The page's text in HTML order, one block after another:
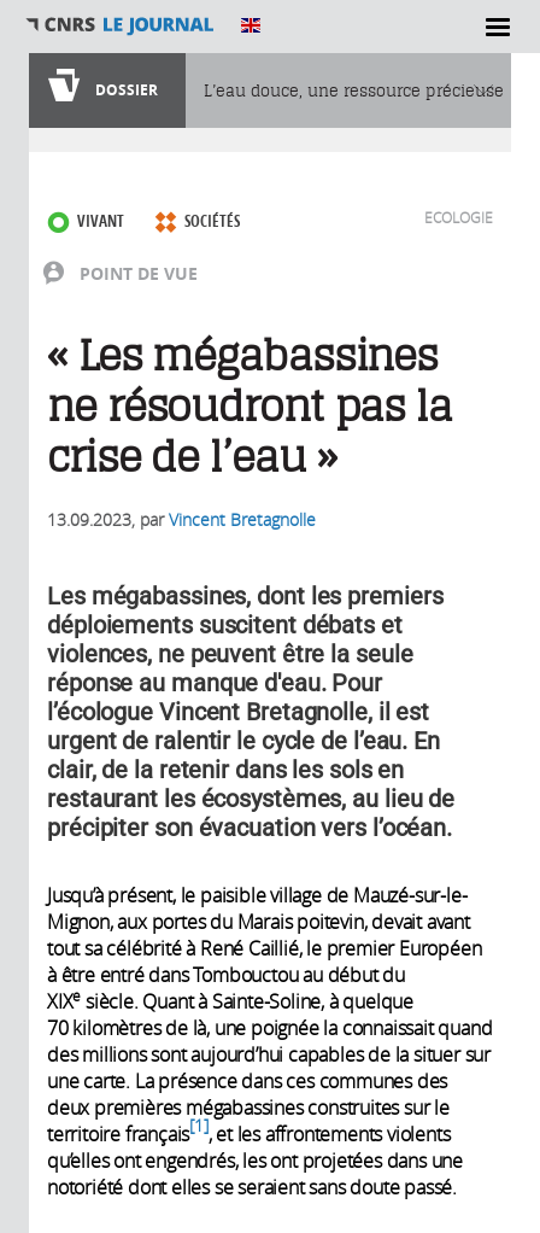
DOSSIER L’eau douce, une ressource précieuse
POINT DE VUE
VIVANT SOCIÉTÉS ECOLOGIE
« Les mégabassines
ne résoudront pas la
crise de l’eau »
13.09.2023, parVincent Bretagnolle
Les mégabassines, dont les premiers
déploiements suscitent débats et
violences, ne peuvent être la seule
réponse au manque d'eau. Pour
l’écologue Vincent Bretagnolle, il est
urgent de ralentir le cycle de l’eau. En
clair, de la retenir dans les sols en
restaurant les écosystèmes, au lieu de
précipiter son évacuation vers l’océan.
Jusqu’à présent, le paisible village de Mauzé-sur-le-
Mignon, aux portes du Marais poitevin, devait avant
tout sa célébrité à René Caillié, le premier Européen
à être entré dans Tombouctou au début du
XIXe siècle. Quant à Sainte-Soline, à quelque
70 kilomètres de là, une poignée la connaissait quand
des millions sont aujourd’hui capables de la situer sur
une carte. La présence dans ces communes des
deux premières mégabassines construites sur le
territoire français 1 , et les affrontements violents
qu’elles ont engendrés, les ont projetées dans une
notoriété dont elles se seraient sans doute passé.